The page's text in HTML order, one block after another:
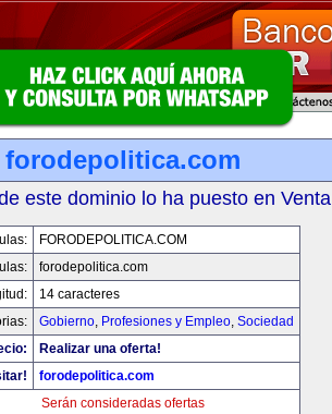
forodepolitica.com
este dominio lo ha puesto en Venta
FORODEPOLITICA.COM
forodepolitica.com
14 caracteres
Gobierno, Profesiones y Empleo, Sociedad
Realizar una oferta!
forodepolitica.com
Serán consideradas ofertas